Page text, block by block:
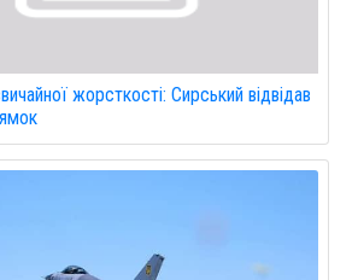
жорсткості: Сирський відвідав